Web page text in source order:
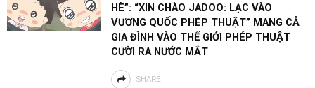
HÈ”: “XIN CHÀO JADOO: LẠC VÀO
VƯƠNG QUỐC PHÉP THUẬT” MANG CẢ
GIA ĐÌNH VÀO THẾ GIỚI PHÉP THUẬT
CƯỜI RA NƯỚC MẮT
SHARE